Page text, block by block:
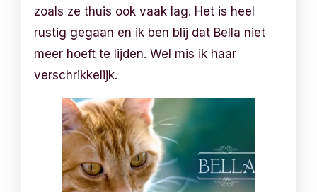
zoals ze thuis ook vaak lag. Het is heel
rustig gegaan en ik ben blij dat Bella niet
meer hoeft te lijden. Wel mis ik haar
verschrikkelijk.